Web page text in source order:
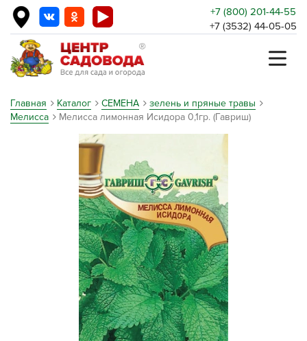
+7 (800) 201-44-55
+7 (3532) 44-05-05
Главная Каталог СЕМЕНА
зелень и пряные травы
Мелисса
Мелисса лимонная Исидора 0,1гр. (Гавриш)